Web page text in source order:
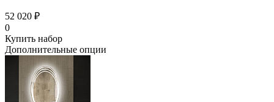
52 020 ₽
0
Купить набор
Дополнительные опции